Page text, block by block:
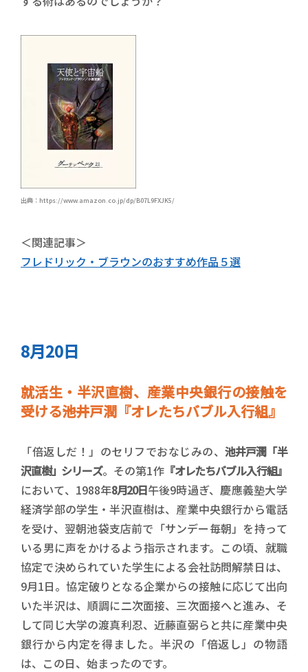
出典：https://www.amazon.co.jp/dp/B07L9FXJK5/
＜関連記事＞
フレドリック・ブラウンのおすすめ作品５選
8月20日
就活生・半沢直樹、産業中央銀行の接触を
受ける――池井戸潤『オレたちバブル入行組』
「倍返しだ！」のセリフでおなじみの、 池井戸潤「半
沢直樹」シリーズ。その第1作『オレたちバブル入行組』
において、1988年8月20日午後9時過ぎ、慶應義塾大学
経済学部の学生・半沢直樹は、産業中央銀行から電話
を受け、翌朝池袋支店前で「サンデー毎朝」を持って
いる男に声をかけるよう指示されます。この頃、就職
協定で決められていた学生による会社訪問解禁日は、
9月1日。協定破りとなる企業からの接触に応じて出向
いた半沢は、順調に二次面接、三次面接へと進み、そ
して同じ大学の渡真利忍、近藤直弼らと共に産業中央
銀行から内定を得ました。半沢の「倍返し」の物語
は、この日、始まったのです。